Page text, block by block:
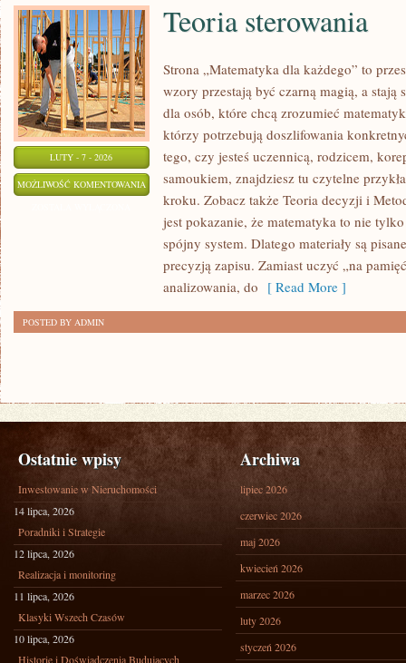
LUTY - 7 - 2026
MOŻLIWOŚĆ KOMENTOWANIA TEORIA
STEROWANIA
Teoria sterowania
Strona „Matematyka dla każdego” to
wzory przestają być czarną magią, a stają
dla osób, które chcą zrozumieć
którzy potrzebują doszlifowania
tego, czy jesteś uczennicą, rodzicem,
samoukiem, znajdziesz tu czytelne
kroku. Zobacz także Teoria decyzji i
jest pokazanie, że matematyka to nie
spójny system. Dlatego materiały są
precyzją zapisu. Zamiast uczyć „na
analizowania, do [ Read More ]
POSTED BY ADMIN
Ostatnie wpisy
Inwestowanie w Nieruchomości
14 lipca, 2026
Poradniki i Strategie
12 lipca, 2026
Realizacja i monitoring
11 lipca, 2026
Klasyki Wszech Czasów
10 lipca, 2026
Historie i Doświadczenia Budujących
Archiwa
lipiec 2026
czerwiec 2026
maj 2026
kwiecień 2026
marzec 2026
luty 2026
styczeń 2026